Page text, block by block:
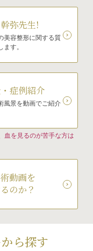
弥先生!
美容整形に関する質
す。
症例紹介
風景を動画でご紹介
血を見るのが苦手な方は
動画を
のか？
ら探す